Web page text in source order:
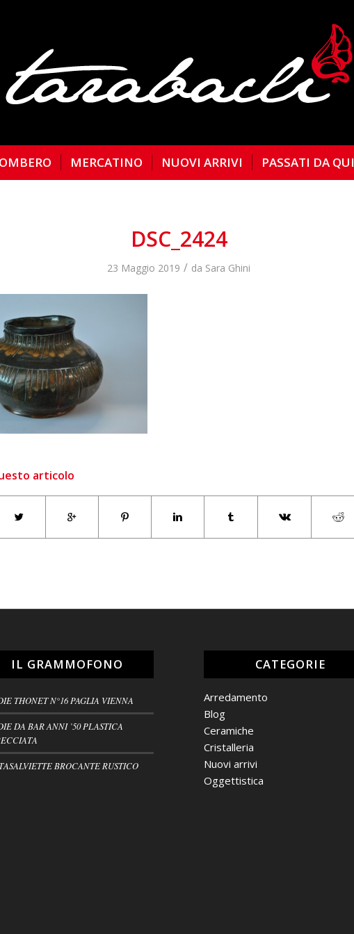
MERCATINO NUOVI ARRIVI PASSATI DA QUI
DSC_2424
23 Maggio 2019 / da Sara Ghini
articolo
IL GRAMMOFONO
THONET N°16 PAGLIA VIENNA
DA BAR ANNI ’50 PLASTICA
BROCANTE RUSTICO
CATEGORIE
Arredamento
Blog
Ceramiche
Cristalleria
Nuovi arrivi
Oggettistica